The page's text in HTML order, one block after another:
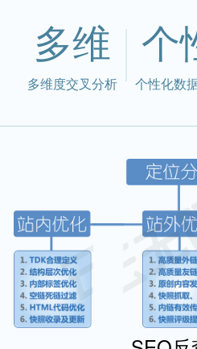
多维
多维度交叉分析
个
个性化数